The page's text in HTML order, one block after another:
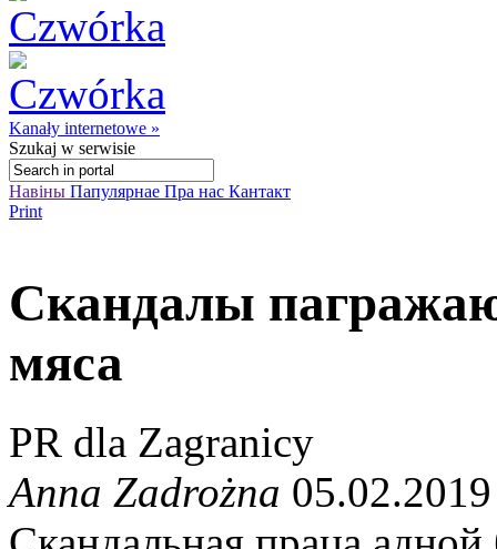
Kanały internetowe »
Szukaj w serwisie
Навіны Папулярнае Пра нас Кантакт
Print
Скандалы
мяса
PR dla Zagranicy
Anna Zadrożna